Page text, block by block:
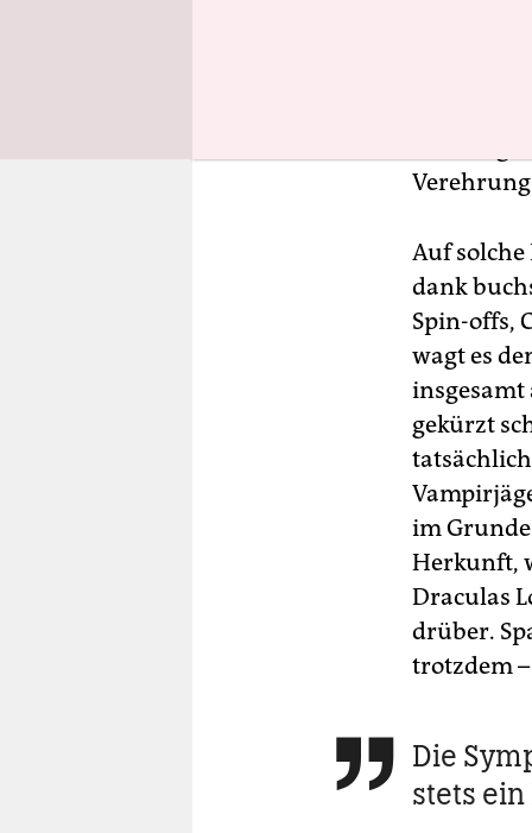
Mina
Auf solche
dank
Spin-offs,
wagt es
insgesamt
gekürzt
im
Herkunft,
Draculas
drüber.
trotzdem
 Die
stets